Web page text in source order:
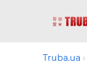
Truba.ua